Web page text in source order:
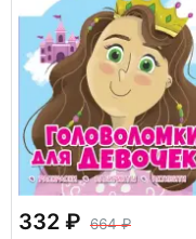
332
664